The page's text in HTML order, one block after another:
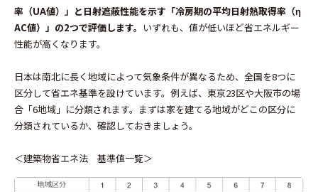
率（UA値）」と日射遮蔽性能を示す「冷房期の平均日射熱取得率（η
AC値）」の2つで評価します。 いずれも、値が低いほど省エネルギー
性能が高くなります。
日本は南北に長く地域によって気象条件が異なるため、全国を8つに
区分して省エネ基準を設けています。例えば、東京23区や大阪市の場
合「6地域」に分類されます。まずは家を建てる地域がどこの区分に
分類されているか、確認しておきましょう。
＜建築物省エネ法 基準値一覧＞